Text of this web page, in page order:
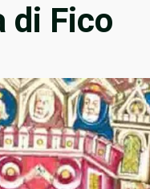
di Fico